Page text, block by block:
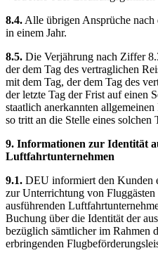
8.4. Alle übrigen Ansprüche
in einem Jahr.
8.5. Die Verjährung nach Ziffer
der dem Tag des vertraglichen
mit dem Tag, der dem Tag des
der letzte Tag der Frist auf einen
staatlich anerkannten
so tritt an die Stelle eines solchen
9. Informationen zur Identität
Luftfahrtunternehmen
9.1. DEU informiert den Kunden
zur Unterrichtung von Fluggästen
ausführenden
Buchung über die Identität der
bezüglich sämtlicher im Rahmen
erbringenden